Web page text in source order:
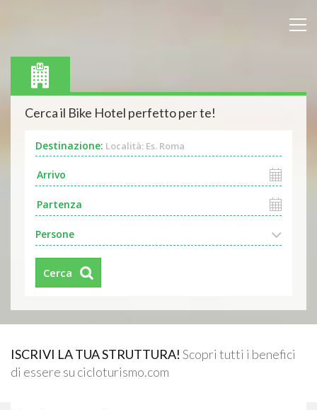
Cerca il Bike Hotel perfetto per te!
Destinazione: Località: Es. Roma
Persone
Cerca
ISCRIVI LA TUA STRUTTURA! Scopri tutti i benefici
di essere su cicloturismo.com